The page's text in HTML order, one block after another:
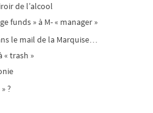
de l’alcool
funds » à M- « manager »
le mail de la Marquise…
« trash »
?